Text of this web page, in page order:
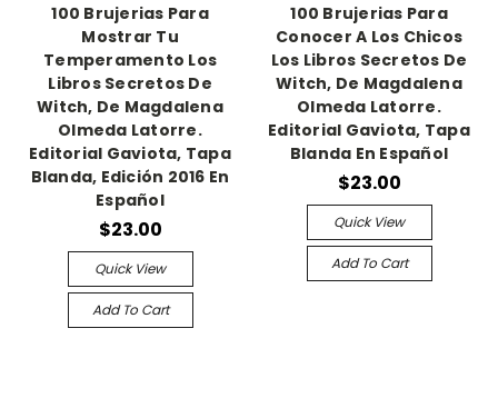
100 Brujerias Para
Mostrar Tu
Temperamento Los
Libros Secretos De
Witch, De Magdalena
Olmeda Latorre.
Editorial Gaviota, Tapa
Blanda, Edición 2016 En
Español
$23.00
Quick View
Add To Cart
100 Brujerias Para
Conocer A Los Chicos
Los Libros Secretos De
Witch, De Magdalena
Olmeda Latorre.
Editorial Gaviota, Tapa
Blanda En Español
$23.00
Quick View
Add To Cart